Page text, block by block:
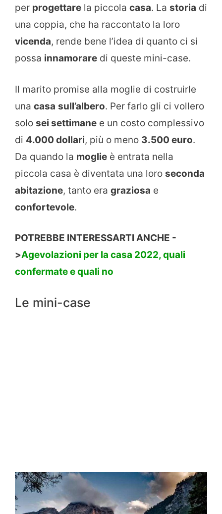
per progettare la piccola casa. La storia di
una coppia, che ha raccontato la loro
vicenda, rende bene l’idea di quanto ci si
possa innamorare di queste mini-case.
Il marito promise alla moglie di costruirle
una casa sull’albero. Per farlo gli ci vollero
solo sei settimane e un costo complessivo
di 4.000 dollari, più o meno 3.500 euro.
Da quando la moglie è entrata nella
piccola casa è diventata una loro seconda
abitazione, tanto era graziosa e
confortevole.
POTREBBE INTERESSARTI ANCHE -
>Agevolazioni per la casa 2022, quali
confermate e quali no
Le mini-case